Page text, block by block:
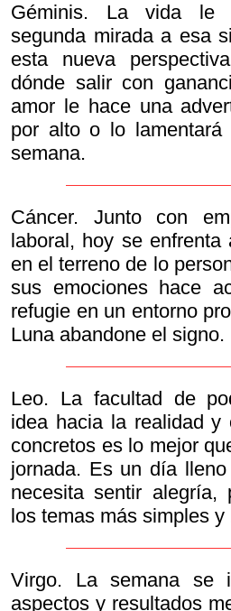
Géminis. La vida le
segunda mirada a esa
esta nueva
dónde salir con
amor le hace una
por alto o lo
semana.
Cáncer. Junto con
laboral, hoy se enfrenta
en el terreno de lo
sus emociones hace
refugie en un entorno
Luna abandone el signo.
Leo. La facultad de
idea hacia la realidad y
concretos es lo mejor
jornada. Es un día
necesita sentir alegría,
los temas más simples y
Virgo. La semana se
aspectos y resultados